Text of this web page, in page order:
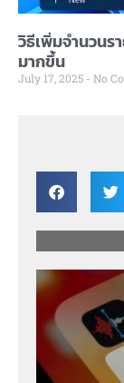
วิธีเพิ่มจำนวนร
มากขึ้น
July 17, 2025 No